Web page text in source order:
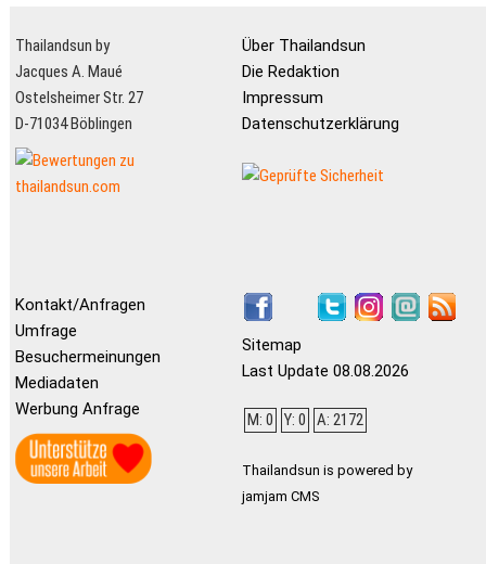
Thailandsun by
Jacques A. Maué
Ostelsheimer Str. 27
D-71034 Böblingen
Über Thailandsun
Die Redaktion
Impressum
Datenschutzerklärung
Kontakt/Anfragen
Umfrage
Besuchermeinungen
Mediadaten
Werbung Anfrage
Sitemap
Last Update 08.08.2026
M: 0 Y: 0 A: 2172
Thailandsun is powered by
jamjam CMS